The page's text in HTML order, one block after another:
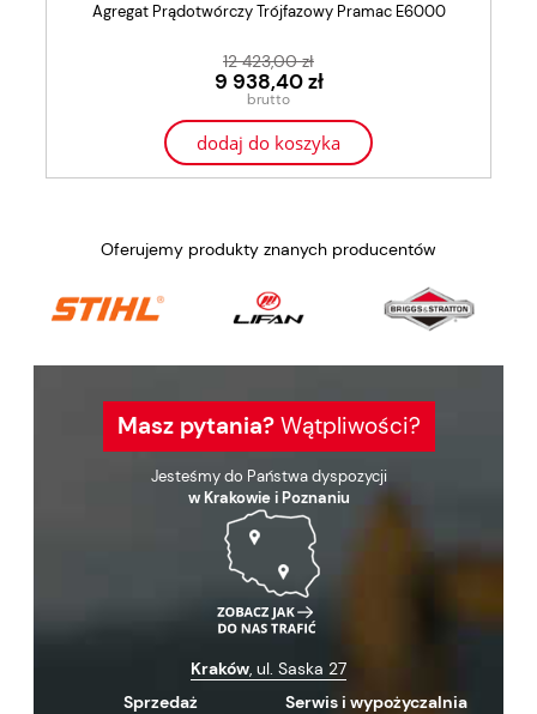
Agregat Prądotwórczy Trójfazowy Pramac E6000
12 423,00 zł
9 938,40 zł
dodaj do koszyka
Oferujemy produkty znanych producentów
Masz pytania?Wątpliwości?
Jesteśmy do Państwa dyspozycji
w Krakowie i Poznaniu
Kraków , ul. Saska 27
Sprzedaż
Serwis i wypożyczalnia